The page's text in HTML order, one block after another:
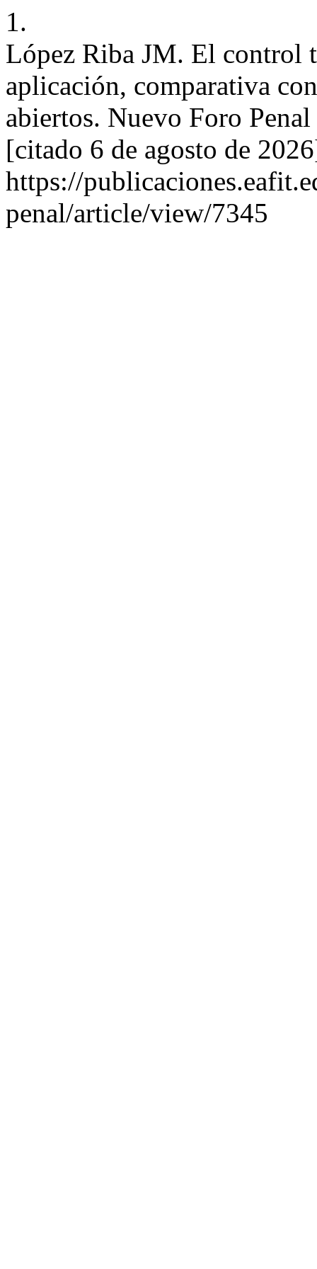
1.
López Riba JM. El control
aplicación, comparativa
abiertos. Nuevo Foro
[citado 6 de agosto de
https://
penal/article/view/7345